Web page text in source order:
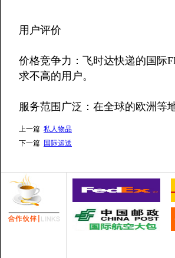
用户评价
价格竞争力：飞时达快递的国际
求不高的用户。
服务范围广泛：在全球的欧洲等
上一篇 私人物品
下一篇 国际运送